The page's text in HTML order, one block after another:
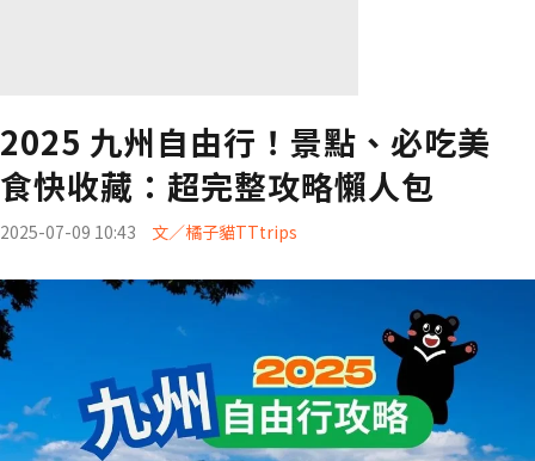
2025 九州自由行！景點、必吃美
食快收藏：超完整攻略懶人包
2025-07-09 10:43 文／橘子貓TTtrips